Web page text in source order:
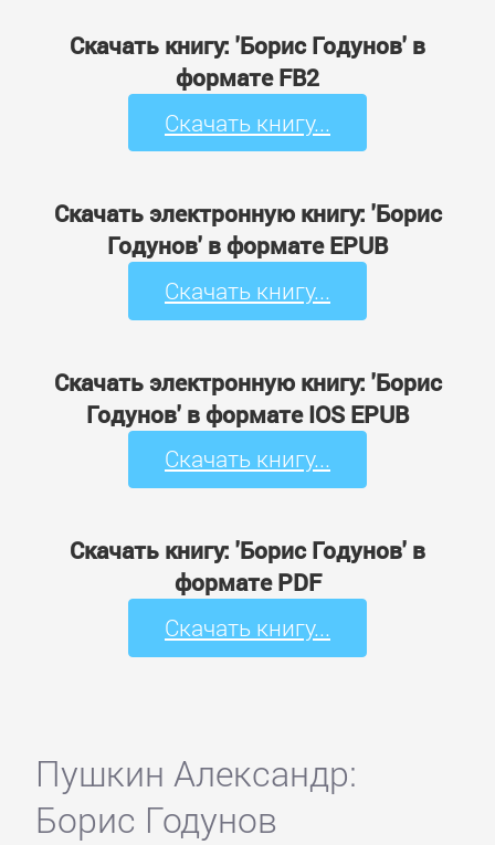
Скачать книгу: 'Борис Годунов' в
формате FB2
Скачать книгу...
Скачать электронную книгу: 'Борис
Годунов' в формате EPUB
Скачать книгу...
Скачать электронную книгу: 'Борис
Годунов' в формате IOS EPUB
Скачать книгу...
Скачать книгу: 'Борис Годунов' в
формате PDF
Скачать книгу...
Пушкин Александр:
Борис Годунов